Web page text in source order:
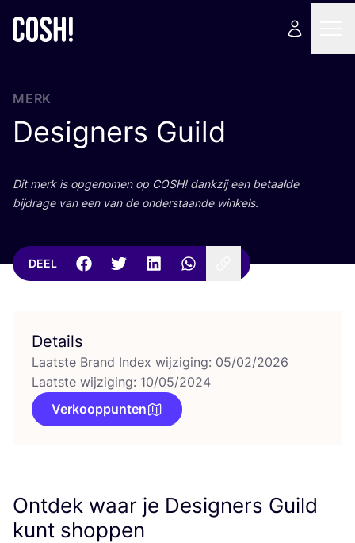
MERK
Designers Guild
Dit merk is opge­no­men op COSH! dank­zij een betaal­de
bij­dra­ge van een van de onder­staan­de winkels.
DEEL
Details
Laatste Brand Index wijziging: 05/02/2026
Laatste wijziging: 10/05/2024
Verkooppunten
Ontdek waar je Designers Guild
kunt shoppen